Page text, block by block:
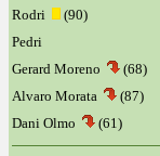
Rodri
(90)
Pedri
Gerard Moreno
(68)
Alvaro Morata
(87)
Dani Olmo
(61)